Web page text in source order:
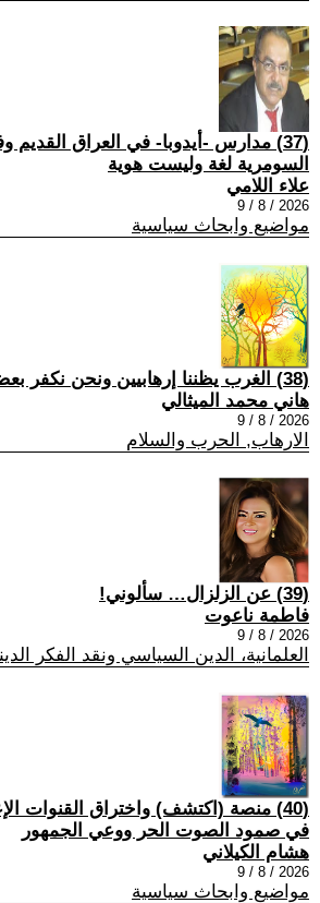
(37) مدارس -أيدوبا- في العراق القديم
السومرية لغة وليست هوية
علاء اللامي
2026 / 8 / 9
مواضيع وابحاث سياسية
(38) الغرب يظننا إرهابيين ونحن نكفر بعضنا !!
هاني محمد الميثالي
2026 / 8 / 9
الارهاب, الحرب والسلام
(39) عن الزلزال… سألوني!
فاطمة ناعوت
2026 / 8 / 9
العلمانية، الدين السياسي ونقد الفكر
(40) منصة (اكتشف) واختراق القنوات
في صمود الصوت الحر ووعي الجمهور
هشام الكيلاني
2026 / 8 / 9
مواضيع وابحاث سياسية